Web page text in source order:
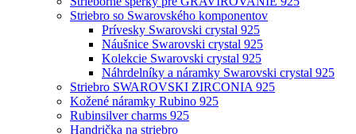
Striebro so Swarovského komponentov
Prívesky Swarovski crystal 925
Náušnice Swarovski crystal 925
Kolekcie Swarovski crystal 925
Náhrdelníky a náramky Swarovski crystal 925
Striebro SWAROVSKI ZIRCONIA 925
Kožené náramky Rubino 925
Rubinsilver charms 925
Handrička na striebro